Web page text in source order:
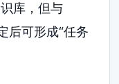
库，但与
后可形成“任务